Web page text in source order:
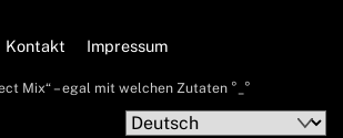
Kontakt
Impressum
Mix“ – egal mit welchen Zutaten °_°